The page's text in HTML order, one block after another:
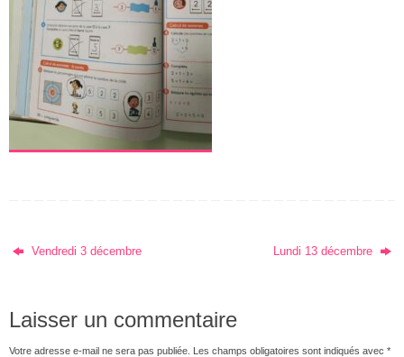
Vendredi 3 décembre Lundi 13 décembre
Laisser un commentaire
Votre adresse e-mail ne sera pas publiée. Les champs obligatoires sont indiqués avec *